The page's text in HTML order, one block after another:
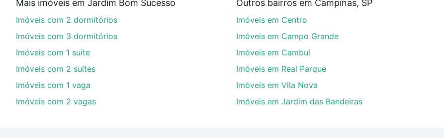
Aqui na Loft temos a oferta ideal para você, com Imóveis com 1 banheiro à venda em Jardim Bom Sucesso,
opções de financiamento imobiliário as parcelas podem se adequar ao seu orçamento. Se ainda tem alguma
veja em nosso portal quanto custa comprar um apartamento e conte com a gente para comprar o imóvel dos
Mais imóveis em Jardim Bom Sucesso
Imóveis com 2 dormitórios
Imóveis com 3 dormitórios
Imóveis com 1 suíte
Imóveis com 2 suítes
Imóveis com 1 vaga
Imóveis com 2 vagas
Outros bairros em Campinas, SP
Imóveis em Centro
Imóveis em Campo Grande
Imóveis em Cambuí
Imóveis em Real Parque
Imóveis em Vila Nova
Imóveis em Jardim das Bandeiras